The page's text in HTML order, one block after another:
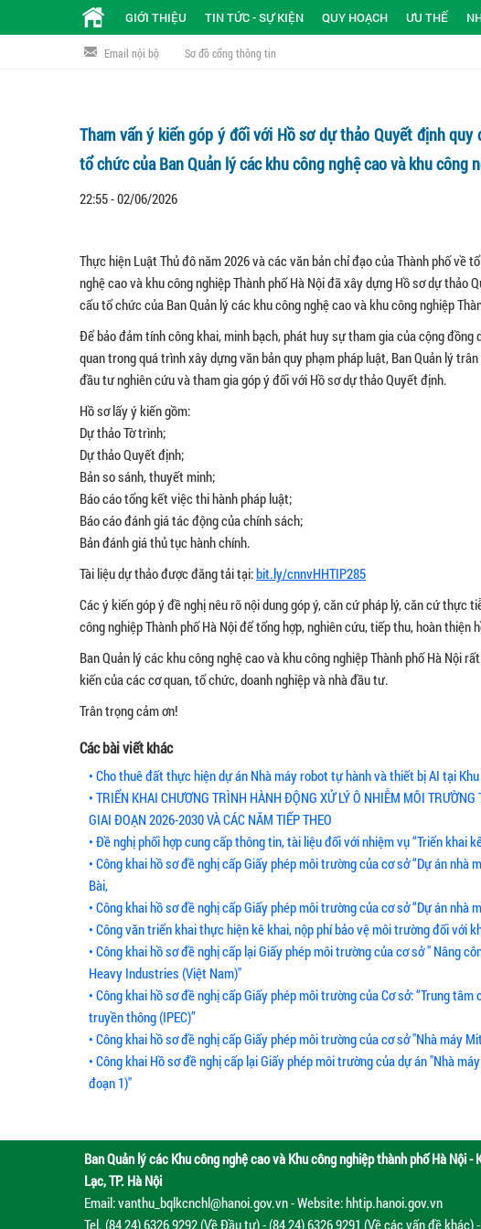
GIỚI THIỆU TIN TỨC - SỰ KIỆN QUY HOẠCH ƯU THẾ
Email nội bộ Sơ đồ cổng thông tin
Tham vấn ý kiến góp ý đối với Hồ sơ dự thảo Quyết định
tổ chức của Ban Quản lý các khu công nghệ cao và khu công
22:55 - 02/06/2026
Thực hiện Luật Thủ đô năm 2026 và các văn bản chỉ đạo của Thành phố về
nghệ cao và khu công nghiệp Thành phố Hà Nội đã xây dựng Hồ sơ dự thảo
cấu tổ chức của Ban Quản lý các khu công nghệ cao và khu công nghiệp
Để bảo đảm tính công khai, minh bạch, phát huy sự tham gia của cộng
quan trong quá trình xây dựng văn bản quy phạm pháp luật, Ban Quản lý
đầu tư nghiên cứu và tham gia góp ý đối với Hồ sơ dự thảo Quyết định.
Hồ sơ lấy ý kiến gồm:
Dự thảo Tờ trình;
Dự thảo Quyết định;
Bản so sánh, thuyết minh;
Báo cáo tổng kết việc thi hành pháp luật;
Báo cáo đánh giá tác động của chính sách;
Bản đánh giá thủ tục hành chính.
Tài liệu dự thảo được đăng tải tại:bit.ly/cnnvHHTIP285
Các ý kiến góp ý đề nghị nêu rõ nội dung góp ý, căn cứ pháp lý, căn cứ thực
công nghiệp Thành phố Hà Nội để tổng hợp, nghiên cứu, tiếp thu, hoàn
Ban Quản lý các khu công nghệ cao và khu công nghiệp Thành phố Hà Nội
kiến của các cơ quan, tổ chức, doanh nghiệp và nhà đầu tư.
Trân trọng cảm ơn!
Các bài viết khác
• Cho thuê đất thực hiện dự án Nhà máy robot tự hành và thiết bị AI tại
• TRIỂN KHAI CHƯƠNG TRÌNH HÀNH ĐỘNG XỬ LÝ Ô NHIỄM MÔI
GIAI ĐOẠN 2026-2030 VÀ CÁC NĂM TIẾP THEO
• Đề nghị phối hợp cung cấp thông tin, tài liệu đối với nhiệm vụ “Triển khai
• Công khai hồ sơ đề nghị cấp Giấy phép môi trường của cơ sở “Dự án nhà
Bài,
• Công khai hồ sơ đề nghị cấp Giấy phép môi trường của cơ sở “Dự án nhà
• Công văn triển khai thực hiện kê khai, nộp phí bảo vệ môi trường đối với
• Công khai hồ sơ đề nghị cấp lại Giấy phép môi trường của cơ sở " Nâng
Heavy Industries (Việt Nam)"
• Công khai hồ sơ đề nghị cấp Giấy phép môi trường của Cơ sở: “Trung
truyền thông (IPEC)”
• Công khai hồ sơ đề nghị cấp Giấy phép môi trường của cơ sở "Nhà máy
• Công khai Hồ sơ đề nghị cấp lại Giấy phép môi trường của dự án "Nhà
đoạn 1)"
Ban Quản lý các Khu công nghệ cao và Khu công nghiệp thành phố Hà Nội -
Lạc, TP. Hà Nội
Email: vanthu_bqlkcnchl@hanoi.gov.vn - Website: hhtip.hanoi.gov.vn
Tel. (84 24) 6326 9292 (Về Đầu tư) - (84 24) 6326 9291 (Về các vấn đề khác)